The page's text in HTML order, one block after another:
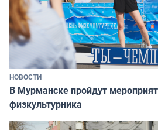
НОВОСТИ
В Мурманске пройдут
физкультурника